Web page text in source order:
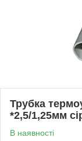
Трубка
*2,5/1,25мм
В наявності